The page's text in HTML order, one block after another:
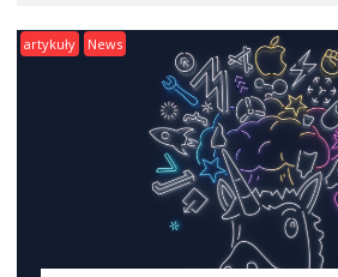
artykuły News